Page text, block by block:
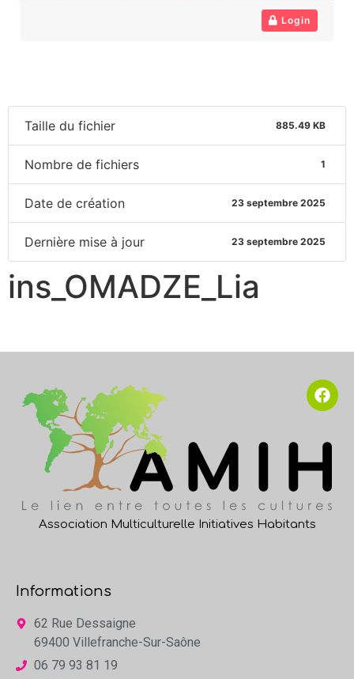
Login
Taille du fichier 885.49 KB
Nombre de fichiers 1
Date de création 23 septembre 2025
Dernière mise à jour 23 septembre 2025
ins_OMADZE_Lia
Association Multiculturelle Initiatives Habitants
Informations
62 Rue Dessaigne
69400 Villefranche-Sur-Saône
06 79 93 81 19